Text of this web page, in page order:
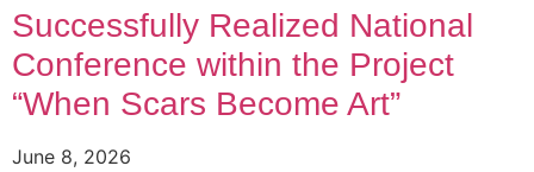
Successfully Realized National
Conference within the Project
“When Scars Become Art”
June 8, 2026